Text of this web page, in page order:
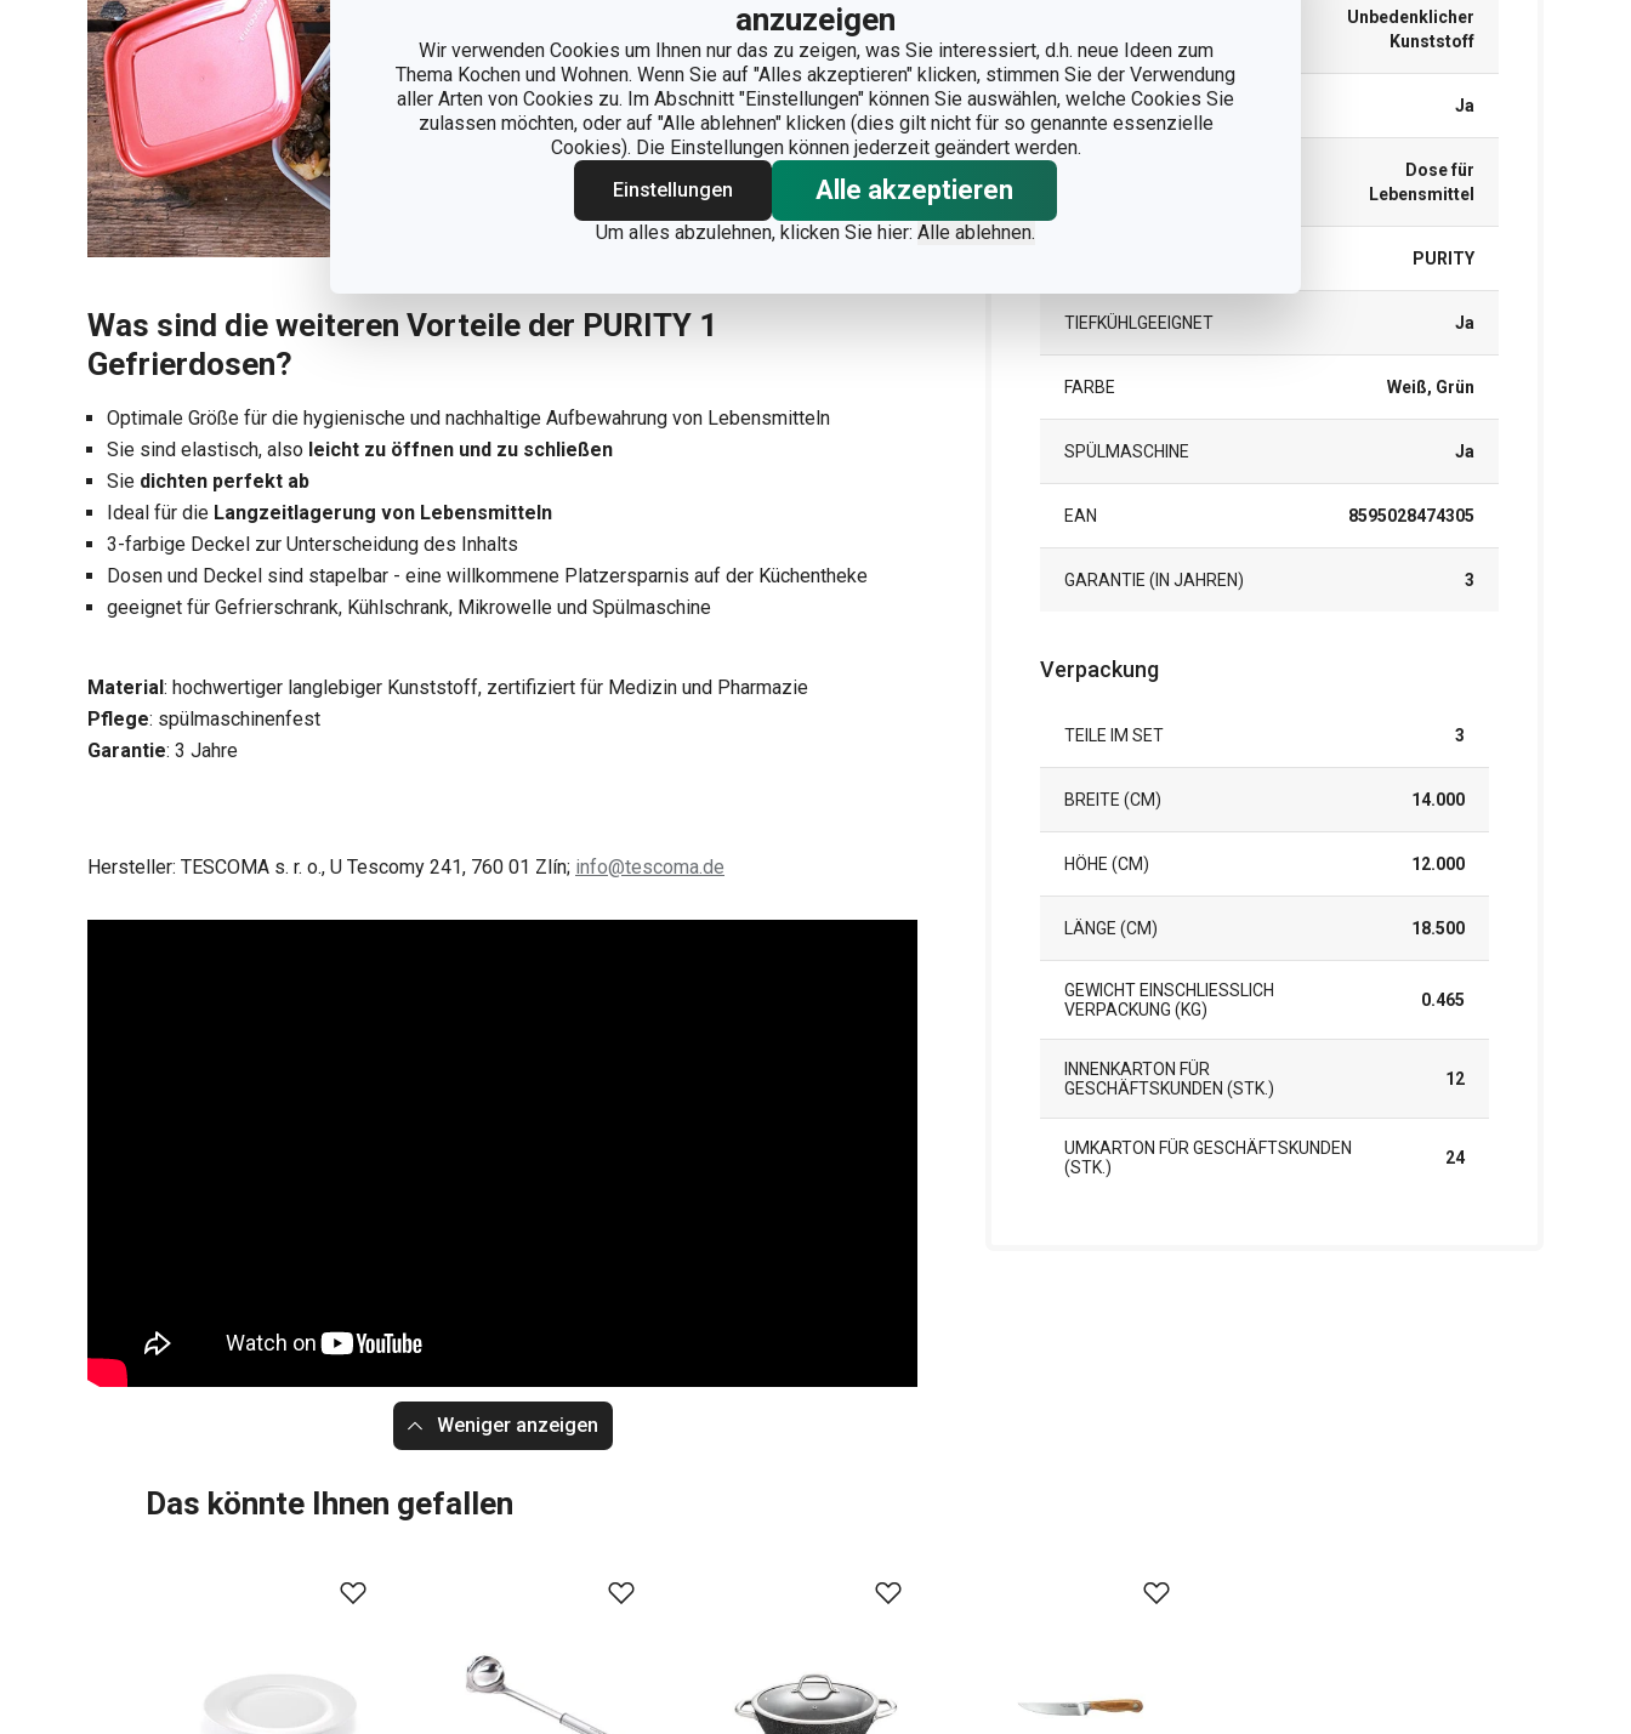
anzuzeigen
Wir verwenden Cookies um Ihnen nur das zu zeigen, was Sie interessiert, d.h. neue Ideen zum
Thema Kochen und Wohnen. Wenn Sie auf "Alles akzeptieren" klicken, stimmen Sie der Verwendung
aller Arten von Cookies zu. Im Abschnitt "Einstellungen" können Sie auswählen, welche Cookies Sie
zulassen möchten, oder auf "Alle ablehnen" klicken (dies gilt nicht für so genannte essenzielle
Cookies). Die Einstellungen können jederzeit geändert werden.
Einstellungen
Alle akzeptieren
Um alles abzulehnen, klicken Sie hier: Alle ablehnen.
Was sind die weiteren Vorteile der PURITY 1
Gefrierdosen?
Optimale Größe für die hygienische und nachhaltige Aufbewahrung von Lebensmitteln
Sie sind elastisch, also leicht zu öffnen und zu schließen
Sie dichten perfekt ab
Ideal für die Langzeitlagerung von Lebensmitteln
3-farbige Deckel zur Unterscheidung des Inhalts
Dosen und Deckel sind stapelbar - eine willkommene Platzersparnis auf der Küchentheke
geeignet für Gefrierschrank, Kühlschrank, Mikrowelle und Spülmaschine
Material: hochwertiger langlebiger Kunststoff, zertifiziert für Medizin und Pharmazie
Pflege: spülmaschinenfest
Garantie: 3 Jahre
Hersteller: TESCOMA s. r. o., U Tescomy 241, 760 01 Zlín; info@tescoma.de
Weniger anzeigen
Unbedenklicher
Kunststoff
MIKROWELLENGEEIGNET Ja
Dose für
Lebensmittel
PURITY
TIEFKÜHLGEEIGNET Ja
FARBE Weiß, Grün
SPÜLMASCHINE Ja
EAN 8595028474305
GARANTIE (IN JAHREN) 3
Verpackung
TEILE IM SET 3
BREITE (CM) 14.000
HÖHE (CM) 12.000
LÄNGE (CM) 18.500
GEWICHT EINSCHLIESSLICH V
ERPACKUNG (KG)
0.465
INNENKARTON FÜR
GESCHÄFTSKUNDEN (STK.)
12
UMKARTON FÜR GESCHÄFTSKUNDEN
(STK.)
24
Das könnte Ihnen gefallen